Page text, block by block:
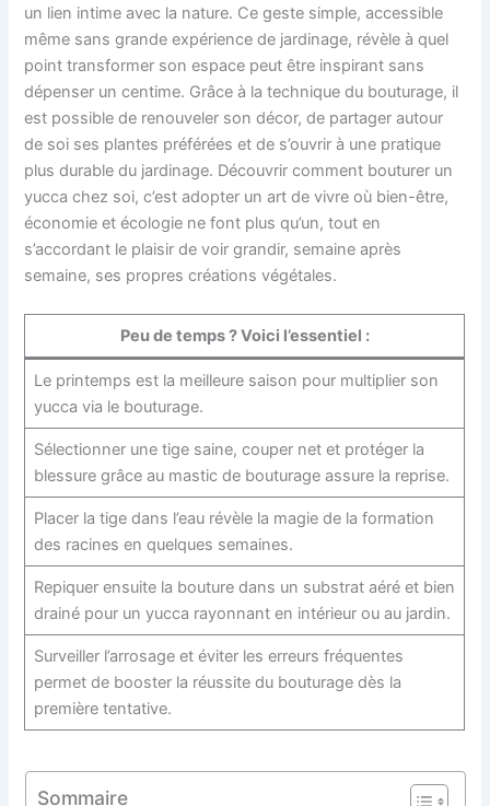
un lien intime avec la nature. Ce geste simple, accessible
même sans grande expérience de jardinage, révèle à quel
point transformer son espace peut être inspirant sans
dépenser un centime. Grâce à la technique du bouturage, il
est possible de renouveler son décor, de partager autour
de soi ses plantes préférées et de s’ouvrir à une pratique
plus durable du jardinage. Découvrir comment bouturer un
yucca chez soi, c’est adopter un art de vivre où bien-être,
économie et écologie ne font plus qu’un, tout en
s’accordant le plaisir de voir grandir, semaine après
semaine, ses propres créations végétales.
Peu de temps ? Voici l’essentiel :
Le printemps est la meilleure saison pour multiplier son
yucca via le bouturage.
Sélectionner une tige saine, couper net et protéger la
blessure grâce au mastic de bouturage assure la reprise.
Placer la tige dans l’eau révèle la magie de la formation
des racines en quelques semaines.
Repiquer ensuite la bouture dans un substrat aéré et bien
drainé pour un yucca rayonnant en intérieur ou au jardin.
Surveiller l’arrosage et éviter les erreurs fréquentes
permet de booster la réussite du bouturage dès la
première tentative.
Sommaire